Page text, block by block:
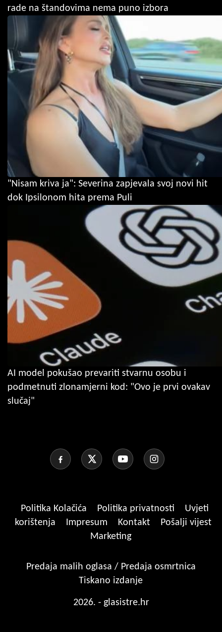
rade na štandovima nema puno izbora
"Nisam kriva ja": Severina zapjevala svoj novi hit
dok Ipsilonom hita prema Puli
AI model pokušao prevariti stvarnu osobu i
podmetnuti zlonamjerni kod: "Ovo je prvi ovakav
slučaj"
Politika Kolačića Politika privatnosti
Uvjeti
korištenja
Impresum Kontakt
Pošalji vijest
Marketing
Predaja malih oglasa / Predaja osmrtnica
Tiskano izdanje
2026. - glasistre.hr